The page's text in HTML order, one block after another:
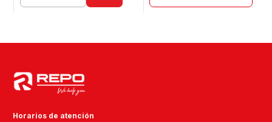
Horarios de atención